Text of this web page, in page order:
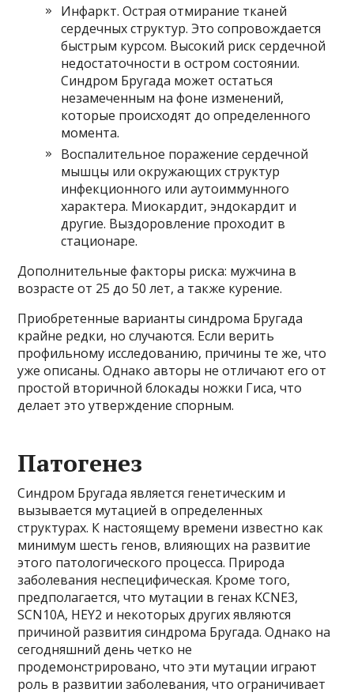
Инфаркт. Острая отмирание тканей
сердечных структур. Это сопровождается
быстрым курсом. Высокий риск сердечной
недостаточности в остром состоянии.
Синдром Бругада может остаться
незамеченным на фоне изменений,
которые происходят до определенного
момента.
Воспалительное поражение сердечной
мышцы или окружающих структур
инфекционного или аутоиммунного
характера. Миокардит, эндокардит и
другие. Выздоровление проходит в
стационаре.
Дополнительные факторы риска: мужчина в
возрасте от 25 до 50 лет, а также курение.
Приобретенные варианты синдрома Бругада
крайне редки, но случаются. Если верить
профильному исследованию, причины те же, что
уже описаны. Однако авторы не отличают его от
простой вторичной блокады ножки Гиса, что
делает это утверждение спорным.
Патогенез
Синдром Бругада является генетическим и
вызывается мутацией в определенных
структурах. К настоящему времени известно как
минимум шесть генов, влияющих на развитие
этого патологического процесса. Природа
заболевания неспецифическая. Кроме того,
предполагается, что мутации в генах KCNE3,
SCN10A, HEY2 и некоторых других являются
причиной развития синдрома Бругада. Однако на
сегодняшний день четко не
продемонстрировано, что эти мутации играют
роль в развитии заболевания, что ограничивает